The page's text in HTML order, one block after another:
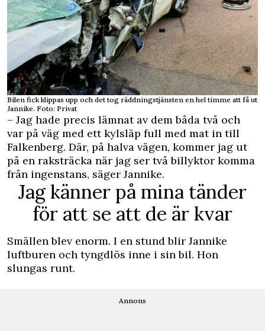
Bilen fick klippas upp och det tog räddningstjänsten en hel timme att få ut
Jannike. Foto: Privat
– Jag hade precis lämnat av dem båda två och
var på väg med ett kylsläp full med mat in till
Falkenberg. Där, på halva vägen, kommer jag ut
på en raksträcka när jag ser två billyktor komma
från ingenstans, säger Jannike.
Jag känner på mina tänder
för att se att de är kvar
Smällen blev enorm. I en stund blir Jannike
luftburen och tyngdlös inne i sin bil. Hon
slungas runt.
Annons